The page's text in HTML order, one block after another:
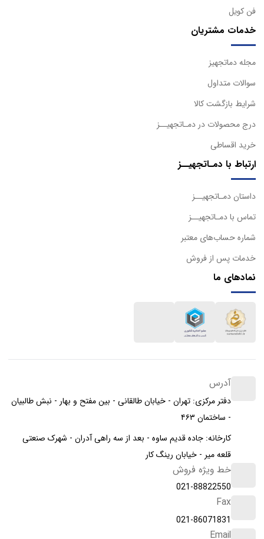
فن کویل
خدمات مشتریان
مجله دماتجهیز
سوالات متداول
شرایط بازگشت کالا
درج محصولات در دمـاتجهیــز
خرید اقساطی
ارتباط با دمـاتجهیــز
داستان دمـاتجهیــز
تماس با دمـاتجهیــز
شماره حساب‌های معتبر
خدمات پس از فروش
نمادهای ما
آدرس
دفتر مرکزی: تهران - خیابان طالقانی - بین مفتح و بهار - نبش طالبیان
- ساختمان ۴۶۳
کارخانه: جاده قدیم ساوه - بعد از سه راهی آدران - شهرک صنعتی
قلعه میر - خیابان رینگ کار
خط ویژه فروش
021-88822550
Fax
021-86071831
Email